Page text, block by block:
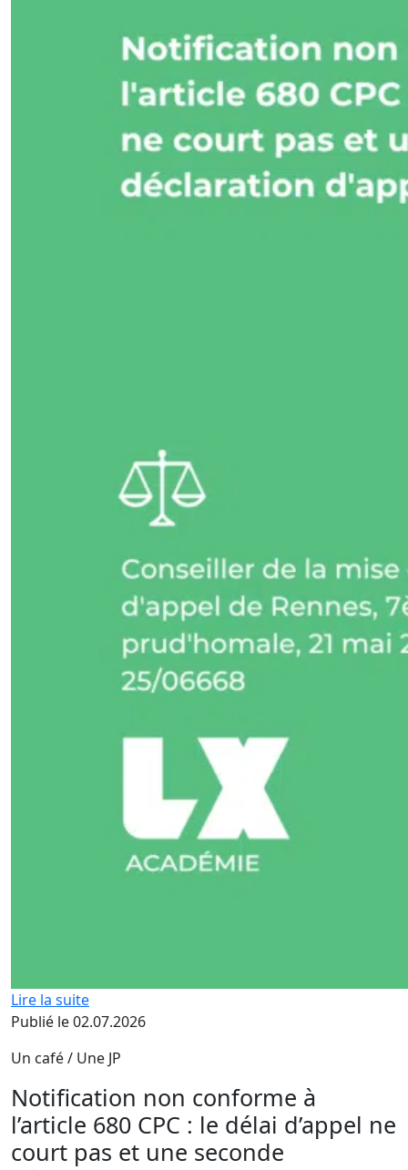
Lire la suite
Publié le 02.07.2026
Un café / Une JP
Notification non conforme à
l’article 680 CPC : le délai d’appel ne
court pas et une seconde